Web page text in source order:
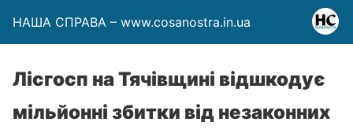
НАША СПРАВА – www.cosanostra.in.ua
Лісгосп на Тячівщині відшкодує
мільйонні збитки від незаконних